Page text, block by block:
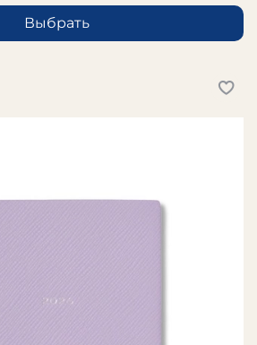
Выбрать